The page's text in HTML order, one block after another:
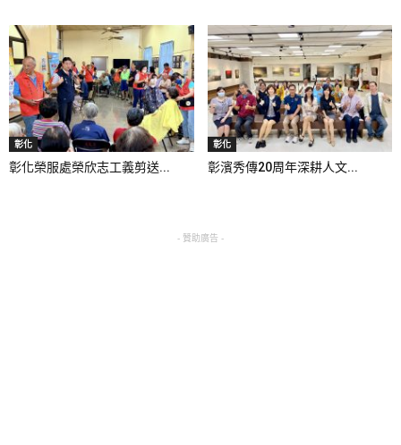
彰化
彰化榮服處榮欣志工義剪送...
彰化
彰濱秀傳20周年深耕人文...
- 贊助廣告 -